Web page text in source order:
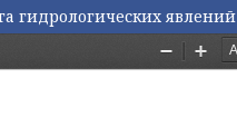
гидрологических явлений